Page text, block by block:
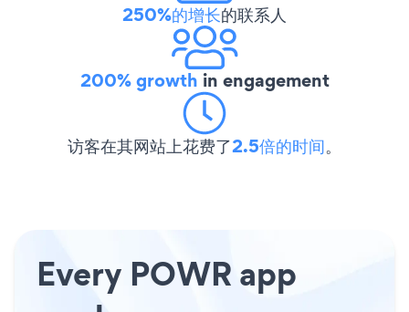
250%的增长的联系人
200% growth in engagement
访客在其网站上花费了2.5倍的时间。
Every POWR app